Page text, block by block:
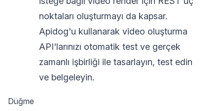
noktaları oluşturmayı da kapsar.
Apidog'u kullanarak video oluşturma
API'larınızı otomatik test ve gerçek
zamanlı işbirliği ile tasarlayın, test edin
ve belgeleyin.
Düğme